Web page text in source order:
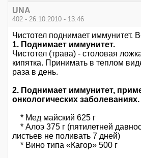
UNA
402 - 26.10.2010 - 13:46
Чистотел поднимает иммунитет.
1. Поднимает иммунитет.
Чистотел (трава) - столовая
кипятка. Принимать в теплом
раза в день.
2. Поднимает иммунитет,
онкологических заболеваниях.
* Мед майский 625 г
* Алоэ 375 г (пятилетней
листьев не поливать 7 дней)
* Вино типа «Кагор» 500 г